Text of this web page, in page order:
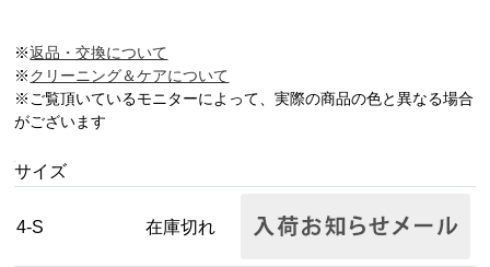
※返品・交換について
※クリーニング＆ケアについて
※ご覧頂いているモニターによって、実際の商品の色と異なる場合
がございます
サイズ
4-S 在庫切れ